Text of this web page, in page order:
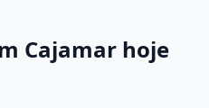
Cajamar hoje